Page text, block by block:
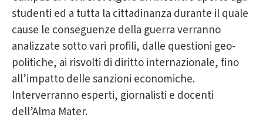
studenti ed a tutta la cittadinanza durante il quale
cause le conseguenze della guerra verranno
analizzate sotto vari profili, dalle questioni geo-
politiche, ai risvolti di diritto internazionale, fino
all’impatto delle sanzioni economiche.
Interverranno esperti, giornalisti e docenti
dell’Alma Mater.